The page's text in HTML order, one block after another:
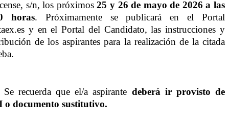
s/n, los próximos25 y 26 de mayo de 2026 a las
horas. Próximamente se publicará en el Portal
y en el Portal del Candidato, las instrucciones y
de los aspirantes para la realización de la citada
Se recuerda que el/a aspirante deberá ir provisto de
o documento sustitutivo.